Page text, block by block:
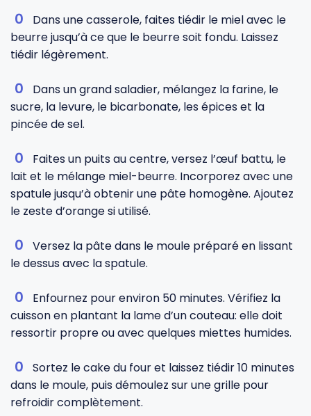
Dans une casserole, faites tiédir le miel avec le
beurre jusqu’à ce que le beurre soit fondu. Laissez
tiédir légèrement.
Dans un grand saladier, mélangez la farine, le
sucre, la levure, le bicarbonate, les épices et la
pincée de sel.
Faites un puits au centre, versez l’œuf battu, le
lait et le mélange miel-beurre. Incorporez avec une
spatule jusqu’à obtenir une pâte homogène. Ajoutez
le zeste d’orange si utilisé.
Versez la pâte dans le moule préparé en lissant
le dessus avec la spatule.
Enfournez pour environ 50 minutes. Vérifiez la
cuisson en plantant la lame d’un couteau: elle doit
ressortir propre ou avec quelques miettes humides.
Sortez le cake du four et laissez tiédir 10 minutes
dans le moule, puis démoulez sur une grille pour
refroidir complètement.